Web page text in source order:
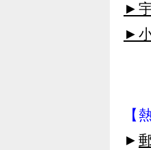
►
►
【
►